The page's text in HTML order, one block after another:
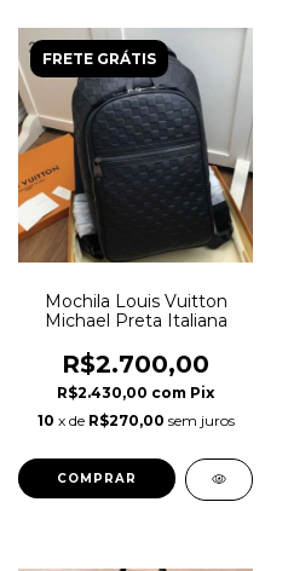
FRETE GRÁTIS
Mochila Louis Vuitton
Michael Preta Italiana
R$2.700,00
R$2.430,00 com Pix
10 x de R$270,00 sem juros